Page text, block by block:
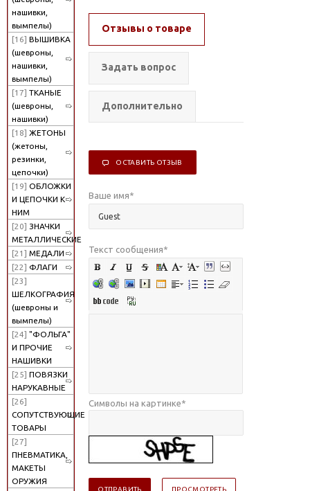
нашивки,
вымпелы)
[16] ВЫШИВКА
(шевроны,
нашивки,
вымпелы)
[17] ТКАНЫЕ
(шевроны,
нашивки)
[18] ЖЕТОНЫ
(жетоны,
резинки,
цепочки)
[19] ОБЛОЖКИ
И ЦЕПОЧКИ К
НИМ
[20] ЗНАЧКИ
МЕТАЛЛИЧЕСКИЕ
[21] МЕДАЛИ
[22] ФЛАГИ
[23]
ШЕЛКОГРАФИЯ
(шевроны и
вымпелы)
[24] "ФОЛЬГА"
И ПРОЧИЕ
НАШИВКИ
[25] ПОВЯЗКИ
НАРУКАВНЫЕ
[26]
СОПУТСТВУЮЩИЕ
ТОВАРЫ
[27]
ПНЕВМАТИКА,
МАКЕТЫ
ОРУЖИЯ
Отзывы о товаре
Задать вопрос
Дополнительно
ОСТАВИТЬ ОТЗЫВ
Ваше имя*
Текст сообщения*
Символы на картинке*